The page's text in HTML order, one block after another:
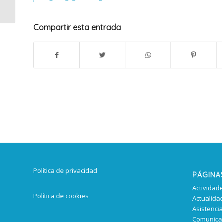
Compartir esta entrada
Política de privacidad
Política de cookies